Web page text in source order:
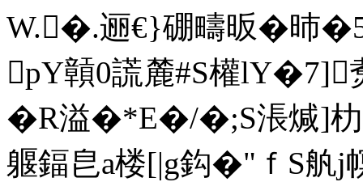
W.�.逦€}硼疇昄�昁
pY贑0謊麓#S權
�R溢�*E�/�;S涱煘]
躽鍢皀a楼[|g鈎�"ｆS